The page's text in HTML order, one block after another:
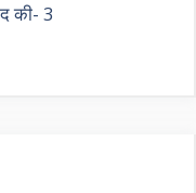
की- 3